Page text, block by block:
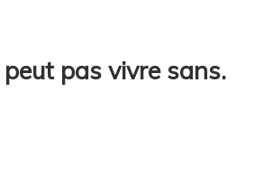
pas vivre sans.